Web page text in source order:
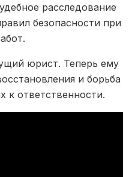
расследование
безопасности при
юрист. Теперь ему
и борьба
к ответственности.